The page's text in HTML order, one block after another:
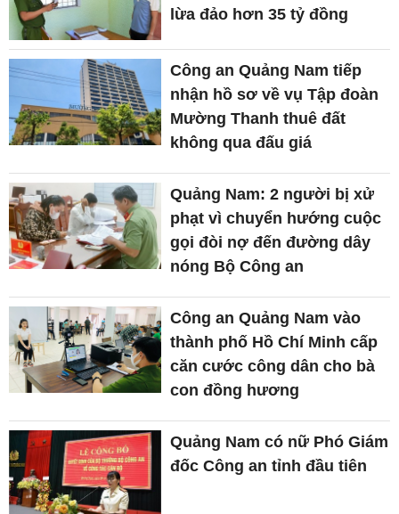
lừa đảo hơn 35 tỷ đồng
Công an Quảng Nam tiếp
nhận hồ sơ về vụ Tập đoàn
Mường Thanh thuê đất
không qua đấu giá
Quảng Nam: 2 người bị xử
phạt vì chuyển hướng cuộc
gọi đòi nợ đến đường dây
nóng Bộ Công an
Công an Quảng Nam vào
thành phố Hồ Chí Minh cấp
căn cước công dân cho bà
con đồng hương
Quảng Nam có nữ Phó Giám
đốc Công an tỉnh đầu tiên